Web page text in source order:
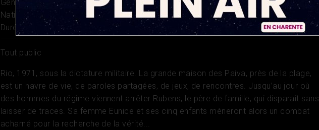
Genre
Drame, Thriller
Nationalité Brésil, France
Durée
2h 15
Tout public
Rio, 1971, sous la dictature militaire. La grande maison des Paiva, près de la plage,
est un havre de vie, de paroles partagées, de jeux, de rencontres. Jusqu’au jour où
des hommes du régime viennent arrêter Rubens, le père de famille, qui disparait sans
laisser de traces. Sa femme Eunice et ses cinq enfants mèneront alors un combat
acharné pour la recherche de la vérité...